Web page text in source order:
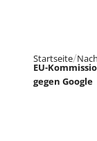
Startseite
EU-
gegen Google